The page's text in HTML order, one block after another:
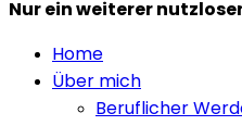
Nur ein weiterer
Home
Über mich
Beruflicher